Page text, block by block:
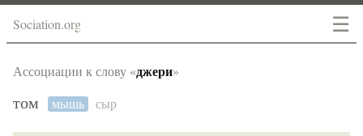
☰
Sociation.org
Ассоциации к слову «джери»
том мышь сыр